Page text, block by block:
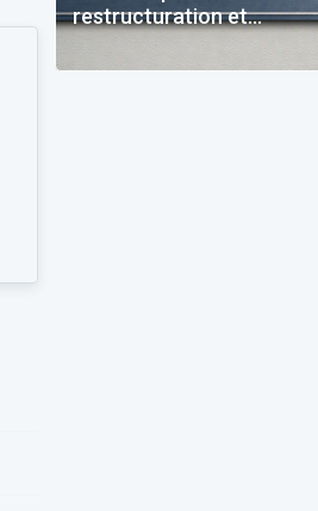
restructuration et